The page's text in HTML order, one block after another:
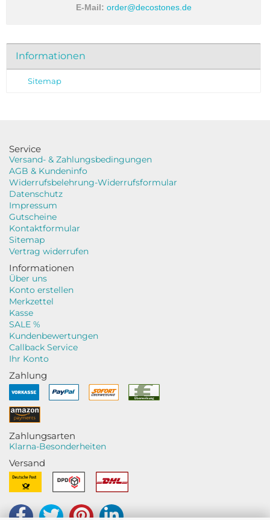
E-Mail: order@decostones.de
Informationen
Sitemap
Service
Versand- & Zahlungsbedingungen
AGB & Kundeninfo
Widerrufsbelehrung-Widerrufsformular
Datenschutz
Impressum
Gutscheine
Kontaktformular
Sitemap
Vertrag widerrufen
Informationen
Über uns
Konto erstellen
Merkzettel
Kasse
SALE %
Kundenbewertungen
Callback Service
Ihr Konto
Zahlung
Zahlungsarten
Klarna-Besonderheiten
Versand